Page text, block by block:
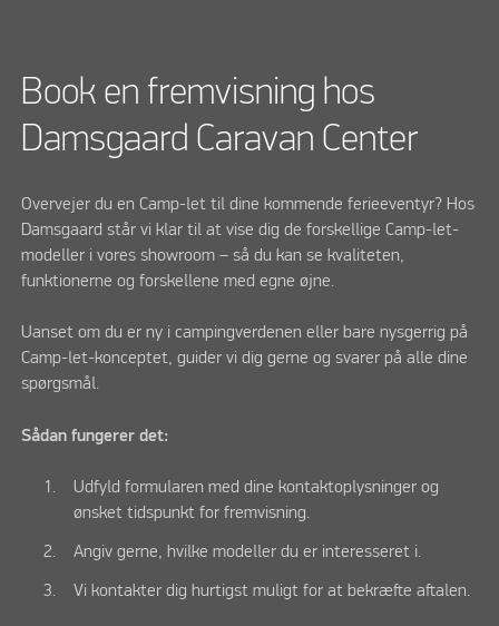
Book en fremvisning hos
Damsgaard Caravan Center
Overvejer du en Camp-let til dine kommende ferieeventyr? Hos
Damsgaard står vi klar til at vise dig de forskellige Camp-let-
modeller i vores showroom – så du kan se kvaliteten,
funktionerne og forskellene med egne øjne.
Uanset om du er ny i campingverdenen eller bare nysgerrig på
Camp-let-konceptet, guider vi dig gerne og svarer på alle dine
spørgsmål.
Sådan fungerer det:
Udfyld formularen med dine kontaktoplysninger og
ønsket tidspunkt for fremvisning.
Angiv gerne, hvilke modeller du er interesseret i.
Vi kontakter dig hurtigst muligt for at bekræfte aftalen.